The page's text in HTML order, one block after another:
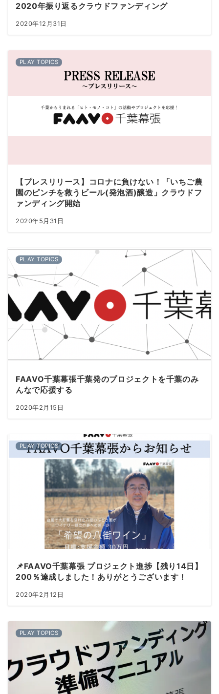
2020年振り返るクラウドファンディング
2020年12月31日
PLAY TOPICS
【プレスリリース】コロナに負けない！「いちご農
園のピンチを救うビール(発泡酒)醸造」クラウドフ
ァンディング開始
2020年5月31日
PLAY TOPICS
FAAVO千葉幕張千葉発のプロジェクトを千葉のみ
んなで応援する
2020年2月15日
PLAY TOPICS
📌FAAVO千葉幕張 プロジェクト進捗【残り14日】
200％達成しました！ありがとうございます！
2020年2月12日
PLAY TOPICS